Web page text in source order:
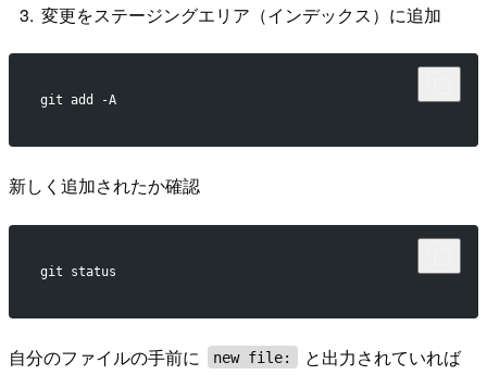
変更をステージングエリア（インデックス）に追加
git add -A
新しく追加されたか確認
git status
自分のファイルの手前に new file:
と出力されていれば